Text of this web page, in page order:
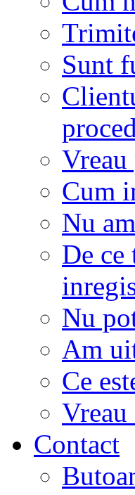
Sunt
Cum
Nu
De ce
Nu
Am
Ce
Contact